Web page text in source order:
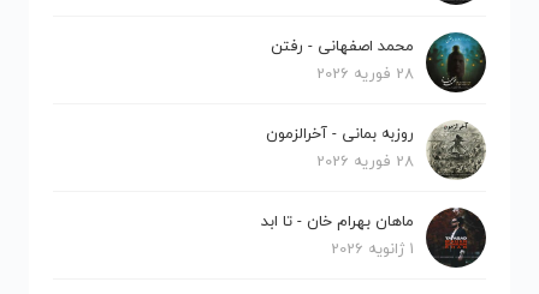
محمد اصفهانی - رفتن
28 فوریه 2026
روزبه بمانی - آخرالزمون
28 فوریه 2026
ماهان بهرام خان - تا ابد
1 ژانویه 2026